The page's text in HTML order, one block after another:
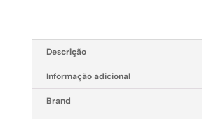
Descrição
Informação adicional
Brand